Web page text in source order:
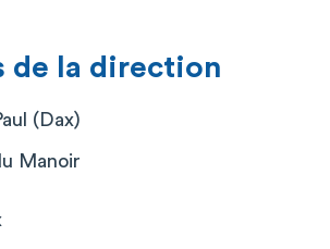
de la direction
(Dax)
Manoir